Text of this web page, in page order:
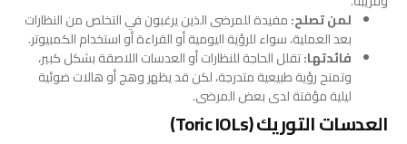
لمن تصلح:مفيدة للمرضى الذين يرغبون في التخلص من النظارات
بعد العملية، سواء للرؤية اليومية أو القراءة أو استخدام الكمبيوتر.
فائدتها:تقلل الحاجة للنظارات أو العدسات اللاصقة بشكل كبير،
وتمنح رؤية طبيعية متدرجة، لكن قد يظهر وهج أو هالات ضوئية
ليلية مؤقتة لدى بعض المرضى.
العدسات التوريك (Toric IOLs)